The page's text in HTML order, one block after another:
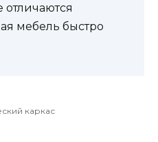
отличаются
мебель быстро
каркас